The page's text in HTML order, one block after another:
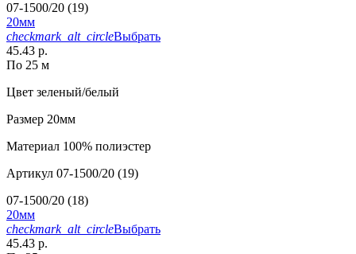
07-1500/20 (19)
20мм
checkmark_alt_circleВыбрать
45.43 р.
По 25 м
Цвет зеленый/белый
Размер 20мм
Материал 100% полиэстер
Артикул 07-1500/20 (19)
07-1500/20 (18)
20мм
checkmark_alt_circleВыбрать
45.43 р.